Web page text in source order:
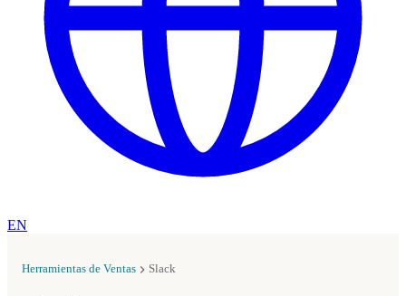
EN
Herramientas de Ventas Slack